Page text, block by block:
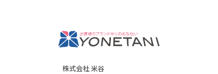
株式会社 米谷